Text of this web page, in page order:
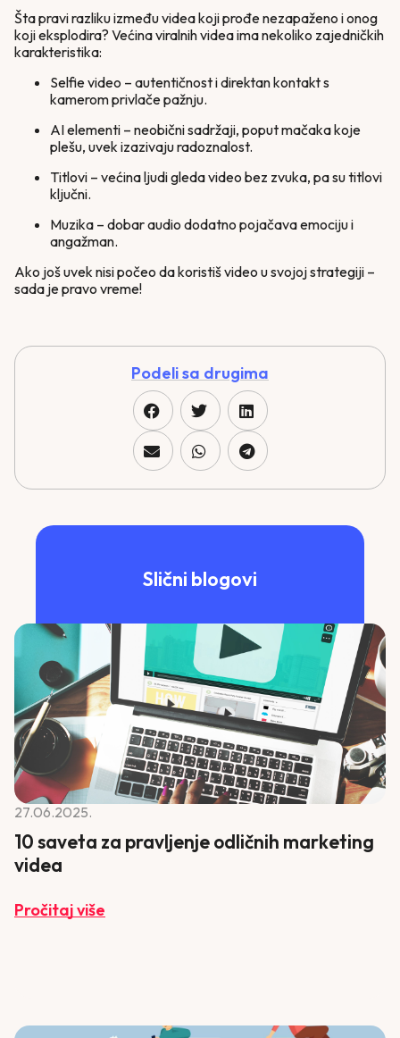
Šta pravi razliku između videa koji prođe nezapaženo i onog
koji eksplodira? Većina viralnih videa ima nekoliko zajedničkih
karakteristika:
Selfie video – autentičnost i direktan kontakt s
kamerom privlače pažnju.
AI elementi – neobični sadržaji, poput mačaka koje
plešu, uvek izazivaju radoznalost.
Titlovi – većina ljudi gleda video bez zvuka, pa su titlovi
ključni.
Muzika – dobar audio dodatno pojačava emociju i
angažman.
Ako još uvek nisi počeo da koristiš video u svojoj strategiji –
sada je pravo vreme!
Podeli sa drugima
Slični blogovi
27.06.2025.
10 saveta za pravljenje odličnih marketing
videa
Pročitaj više